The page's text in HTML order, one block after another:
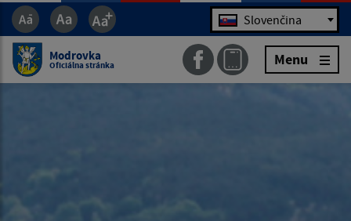
Jazyk Slovenčina
Modrovka
Oficiálna stránka Menu